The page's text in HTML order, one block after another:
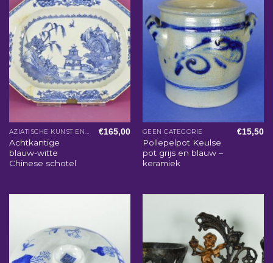
AZIATISCHE KUNST EN WOONACCESSOIRES
Achtkantige
blauw-witte
Chinese schotel
€165,00 GEEN CATEGORIE
Pollepelpot Keulse
pot grijs en blauw –
keramiek
€15,50